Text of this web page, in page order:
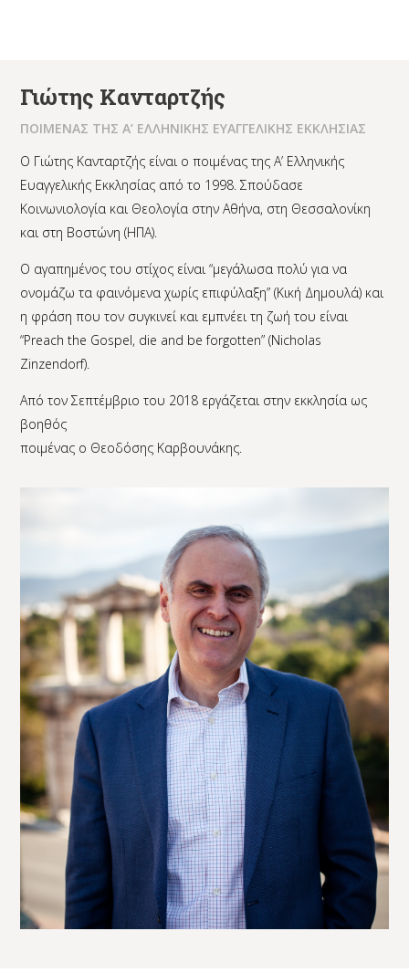
Γιώτης Κανταρτζής
ΠΟΙΜΕΝΑΣ ΤΗΣ Α’ ΕΛΛΗΝΙΚΗΣ ΕΥΑΓΓΕΛΙΚΗΣ ΕΚΚΛΗΣΙΑΣ
Ο Γιώτης Κανταρτζής είναι ο ποιμένας της Α’ Ελληνικής
Ευαγγελικής Εκκλησίας από το 1998. Σπούδασε
Κοινωνιολογία και Θεολογία στην Αθήνα, στη Θεσσαλονίκη
και στη Βοστώνη (ΗΠΑ).
Ο αγαπημένος του στίχος είναι “μεγάλωσα πολύ για να
ονομάζω τα φαινόμενα χωρίς επιφύλαξη” (Κική Δημουλά) και
η φράση που τον συγκινεί και εμπνέει τη ζωή του είναι
“Preach the Gospel, die and be forgotten” (Nicholas
Zinzendorf).
Από τον Σεπτέμβριο του 2018 εργάζεται στην εκκλησία ως
βοηθός
ποιμένας ο Θεοδόσης Καρβουνάκης.